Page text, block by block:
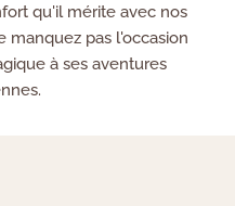
qu'il mérite avec nos
manquez pas l'occasion
à ses aventures